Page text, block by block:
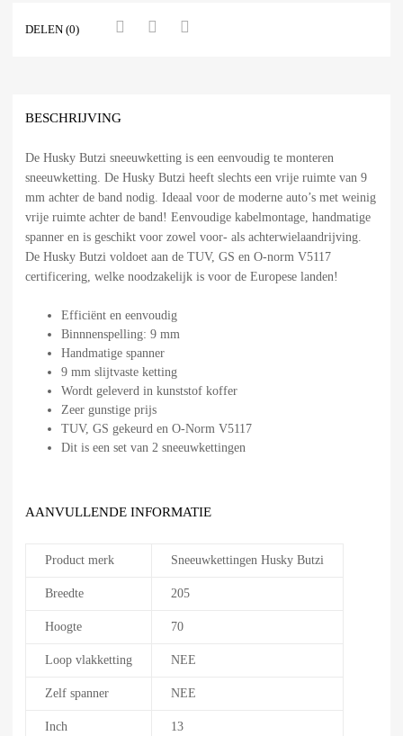
DELEN (0)
BESCHRIJVING
De Husky Butzi sneeuwketting is een eenvoudig te monteren
sneeuwketting. De Husky Butzi heeft slechts een vrije ruimte van 9
mm achter de band nodig. Ideaal voor de moderne auto’s met weinig
vrije ruimte achter de band! Eenvoudige kabelmontage, handmatige
spanner en is geschikt voor zowel voor- als achterwielaandrijving.
De Husky Butzi voldoet aan de TUV, GS en O-norm V5117
certificering, welke noodzakelijk is voor de Europese landen!
Efficiënt en eenvoudig
Binnnenspelling: 9 mm
Handmatige spanner
9 mm slijtvaste ketting
Wordt geleverd in kunststof koffer
Zeer gunstige prijs
TUV, GS gekeurd en O-Norm V5117
Dit is een set van 2 sneeuwkettingen
AANVULLENDE INFORMATIE
Product merk Sneeuwkettingen Husky Butzi
Breedte 205
Hoogte 70
Loop vlakketting NEE
Zelf spanner NEE
Inch 13